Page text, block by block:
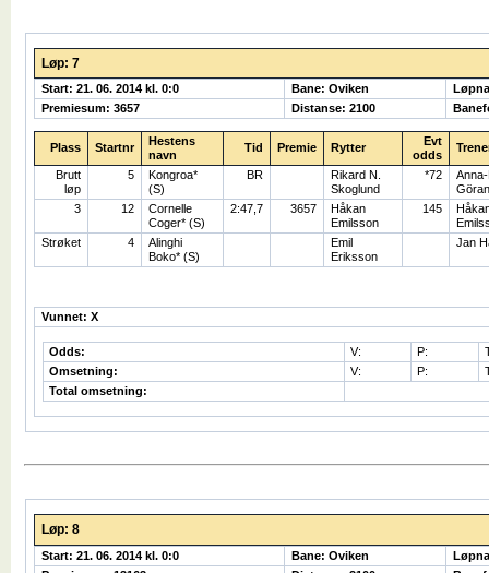
Løp: 7
Start: 21. 06. 2014 kl. 0:0 Bane: Oviken
Premiesum: 3657
Distanse: 2100
Plass Startnr
Hestens
navn
Tid Premie Rytter
Evt
odds
Brutt
løp
5
Kongroa*
(S)
BR
Rikard N.
Skoglund
*72
3
12
Cornelle
Coger* (S)
2:47,7 3657
Håkan
Emilsson
145
Strøket
4
Alinghi
Boko* (S)
Emil
Eriksson
Jan
Vunnet: X
Odds: V: P:
Omsetning:
V: P:
Total omsetning:
Løp: 8
Start: 21. 06. 2014 kl. 0:0 Bane: Oviken